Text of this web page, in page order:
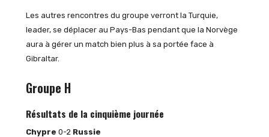
Les autres rencontres du groupe verront la Turquie,
leader, se déplacer au Pays-Bas pendant que la Norvège
aura à gérer un match bien plus à sa portée face à
Gibraltar.
Groupe H
Résultats de la cinquième journée
Chypre 0-2 Russie